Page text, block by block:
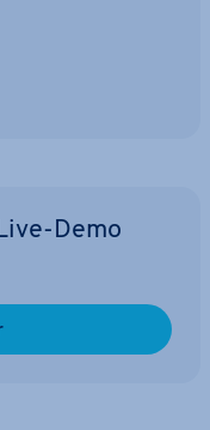
Demo